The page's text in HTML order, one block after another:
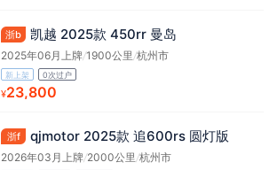
浙b 凯越 2025款 450rr 曼岛
2025年06月上牌/1900公里 /杭州市
新上架 0次过户
¥23,800
浙f qjmotor 2025款 追600rs 圆灯版
2026年03月上牌/2000公里 /杭州市